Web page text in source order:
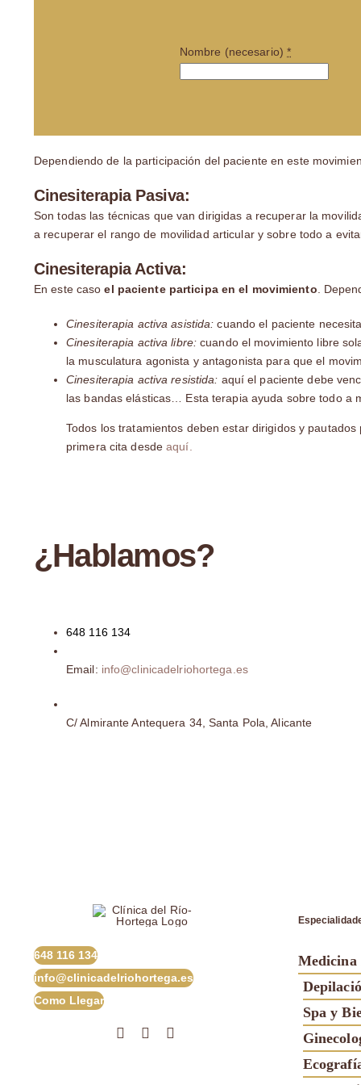
Nombre (necesario)*
Dependiendo de la participación del paciente en este
Cinesiterapia Pasiva:
Son todas las técnicas que van dirigidas a recuperar la
a recuperar el rango de movilidad articular y sobre todo a
Cinesiterapia Activa:
En este casoel paciente participa en el movimiento .
Cinesiterapia activa asistida:cuando el paciente
Cinesiterapia activa libre: cuando el movimiento libre
la musculatura agonista y antagonista para que el
Cinesiterapia activa resistida: aquí el paciente debe
las bandas elásticas… Esta terapia ayuda sobre todo a
Todos los tratamientos deben estar dirigidos y
primera cita desdeaquí.
¿Hablamos?
648 116 134
Email: info@clinicadelriohortega.es
C/ Almirante Antequera 34, Santa Pola, Alicante
648 116 134
info@clinicadelriohortega.es
Como Llegar
Medicina
Spa y